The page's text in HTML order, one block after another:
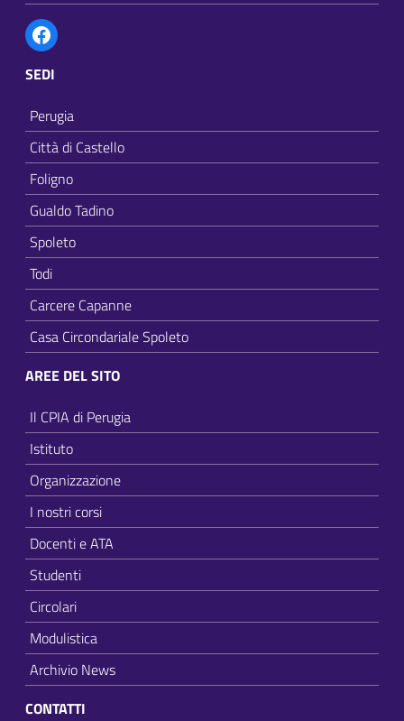
Facebook
SEDI
Perugia
Città di Castello
Foligno
Gualdo Tadino
Spoleto
Todi
Carcere Capanne
Casa Circondariale Spoleto
AREE DEL SITO
Il CPIA di Perugia
Istituto
Organizzazione
I nostri corsi
Docenti e ATA
Studenti
Circolari
Modulistica
Archivio News
CONTATTI